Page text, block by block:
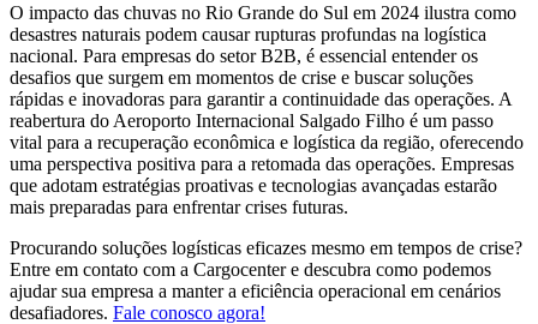
O impacto das chuvas no Rio Grande do Sul em 2024 ilustra como
desastres naturais podem causar rupturas profundas na logística
nacional. Para empresas do setor B2B, é essencial entender os
desafios que surgem em momentos de crise e buscar soluções
rápidas e inovadoras para garantir a continuidade das operações. A
reabertura do Aeroporto Internacional Salgado Filho é um passo
vital para a recuperação econômica e logística da região, oferecendo
uma perspectiva positiva para a retomada das operações. Empresas
que adotam estratégias proativas e tecnologias avançadas estarão
mais preparadas para enfrentar crises futuras.
Procurando soluções logísticas eficazes mesmo em tempos de crise?
Entre em contato com a Cargocenter e descubra como podemos
ajudar sua empresa a manter a eficiência operacional em cenários
desafiadores. Fale conosco agora!